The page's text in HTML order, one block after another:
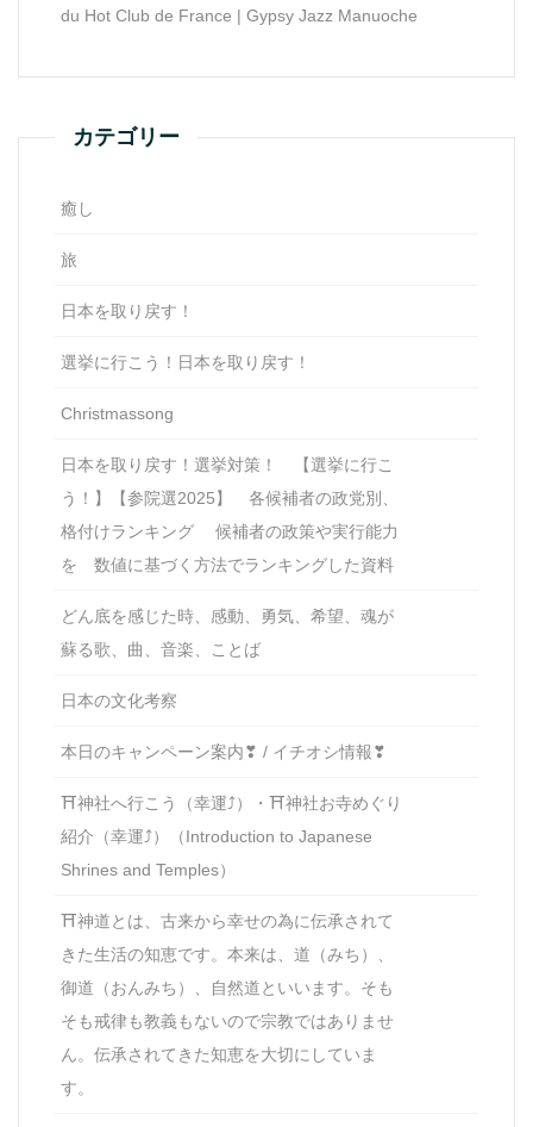
du Hot Club de France | Gypsy Jazz Manuoche
カテゴリー
癒し
旅
日本を取り戻す！
選挙に行こう！日本を取り戻す！
Christmassong
日本を取り戻す！選挙対策！ 【選挙に行こ
う！】【参院選2025】 各候補者の政党別、
格付けランキング 候補者の政策や実行能力
を 数値に基づく方法でランキングした資料
どん底を感じた時、感動、勇気、希望、魂が
蘇る歌、曲、音楽、ことば
日本の文化考察
本日のキャンペーン案内❣ / イチオシ情報❣
⛩神社へ行こう（幸運⤴）・⛩神社お寺めぐり
紹介（幸運⤴）（Introduction to Japanese
Shrines and Temples）
⛩神道とは、古来から幸せの為に伝承されて
きた生活の知恵です。本来は、道（みち）、
御道（おんみち）、自然道といいます。そも
そも戒律も教義もないので宗教ではありませ
ん。伝承されてきた知恵を大切にしていま
す。